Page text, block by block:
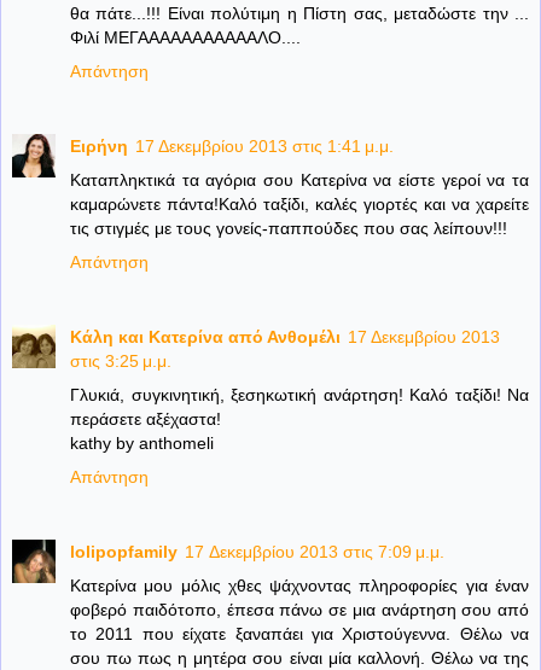
θα πάτε...!!! Είναι πολύτιμη η Πίστη σας, μεταδώστε την ...
Φιλί ΜΕΓΑΑΑΑΑΑΑΑΑΑΑΛΟ....
Απάντηση
Ειρήνη 17 Δεκεμβρίου 2013 στις 1:41 μ.μ.
Καταπληκτικά τα αγόρια σου Κατερίνα να είστε γεροί να τα
καμαρώνετε πάντα!Καλό ταξίδι, καλές γιορτές και να χαρείτε
τις στιγμές με τους γονείς-παππούδες που σας λείπουν!!!
Απάντηση
Κάλη και Κατερίνα από Ανθομέλι 17 Δεκεμβρίου 2013
στις 3:25 μ.μ.
Γλυκιά, συγκινητική, ξεσηκωτική ανάρτηση! Καλό ταξίδι! Να
περάσετε αξέχαστα!
kathy by anthomeli
Απάντηση
lolipopfamily 17 Δεκεμβρίου 2013 στις 7:09 μ.μ.
Κατερίνα μου μόλις χθες ψάχνοντας πληροφορίες για έναν
φοβερό παιδότοπο, έπεσα πάνω σε μια ανάρτηση σου από
το 2011 που είχατε ξαναπάει για Χριστούγεννα. Θέλω να
σου πω πως η μητέρα σου είναι μία καλλονή. Θέλω να της